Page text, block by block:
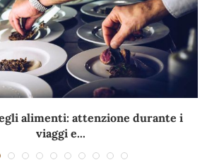
alimenti: attenzione durante i
viaggi e...